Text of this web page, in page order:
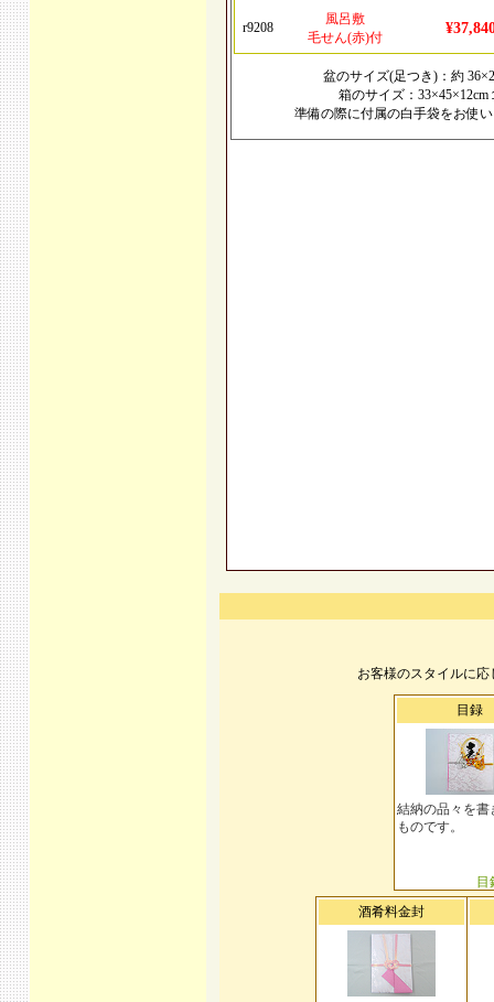
r9208
風呂敷
毛せん(赤)付
盆のサイズ(足つき)：約
箱のサイズ：33×45×12cm
準備の際に付属の白手袋をお使
お客様のスタイルに
目録
結納の品々を書
ものです。
目
酒肴料金封